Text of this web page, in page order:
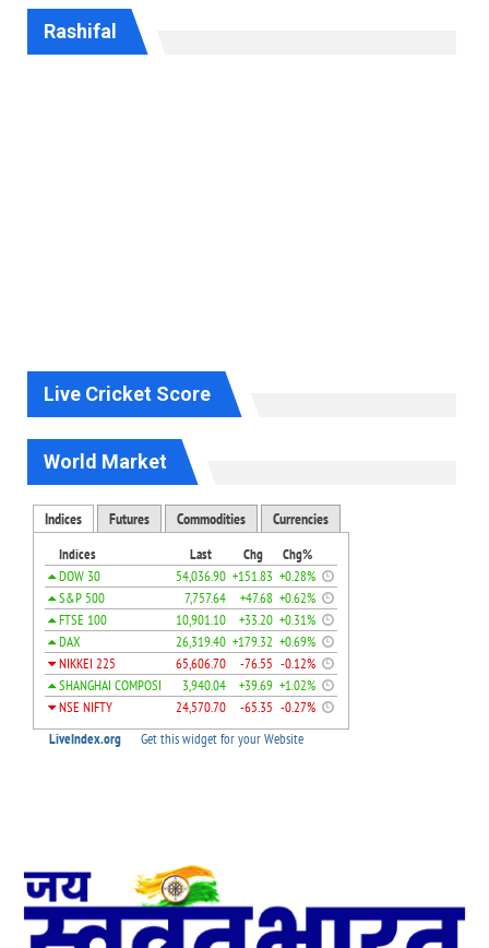
Rashifal
Live Cricket Score
World Market